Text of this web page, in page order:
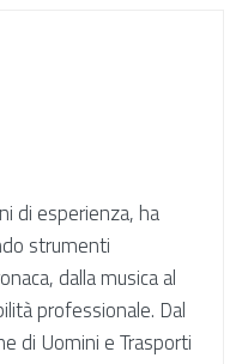
di esperienza, ha
strumenti
dalla musica al
professionale. Dal
di Uomini e Trasporti